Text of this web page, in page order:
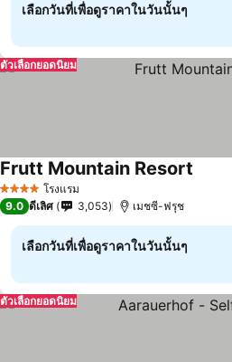
เลือกวันที่เพื่อดูราคาในวันนั้นๆ
ตัวเลือกยอดนิยม
4 ดาว โรงแรม
Frutt Mountain Resort
9.0 ดีเลิศ 3,053 เมชซี-ฟรุช
เลือกวันที่เพื่อดูราคาในวันนั้นๆ
ตัวเลือกยอดนิยม